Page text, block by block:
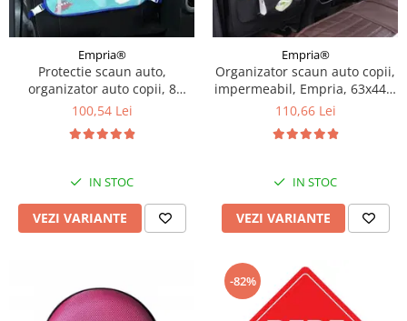
Empria®
Protectie scaun auto,
organizator auto copii, 8
buzunare, Empria, 54x43 cm,
100,54 Lei
IN STOC
VEZI VARIANTE
Empria®
Organizator scaun auto copii,
impermeabil, Empria, 63x44.5
cm, Diverse culori
110,66 Lei
IN STOC
VEZI VARIANTE
-82%